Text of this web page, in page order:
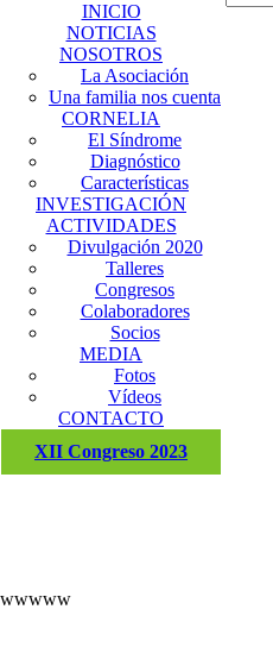
INICIO
NOTICIAS
NOSOTROS
La Asociación
Una familia nos cuenta
CORNELIA
El Síndrome
Diagnóstico
Características
INVESTIGACIÓN
ACTIVIDADES
Divulgación 2020
Talleres
Congresos
Colaboradores
Socios
MEDIA
Fotos
Vídeos
CONTACTO
XII Congreso 2023
wwwww